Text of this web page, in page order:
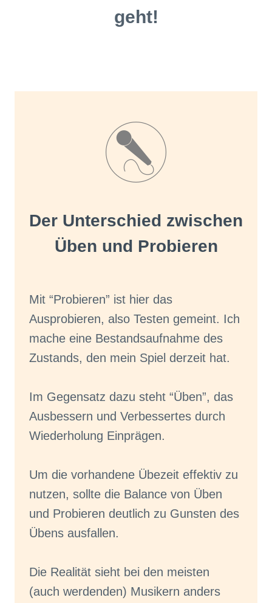
geht!
Der Unterschied zwischen
Üben und Probieren
Mit “Probieren” ist hier das
Ausprobieren, also Testen gemeint. Ich
mache eine Bestandsaufnahme des
Zustands, den mein Spiel derzeit hat.
Im Gegensatz dazu steht “Üben”, das
Ausbessern und Verbessertes durch
Wiederholung Einprägen.
Um die vorhandene Übezeit effektiv zu
nutzen, sollte die Balance von Üben
und Probieren deutlich zu Gunsten des
Übens ausfallen.
Die Realität sieht bei den meisten
(auch werdenden) Musikern anders